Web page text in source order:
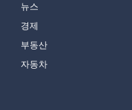
뉴스
경제
부동산
자동차